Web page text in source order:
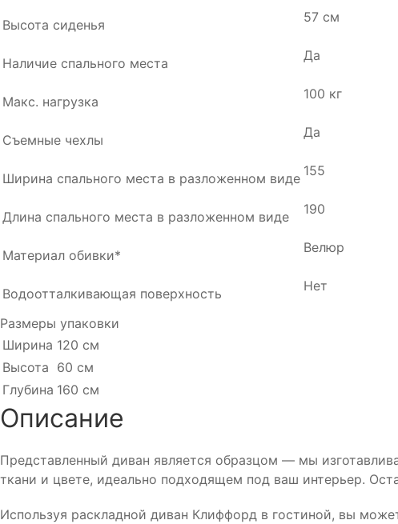
Высота сиденья 57 см
Наличие спального места Да
Макс. нагрузка 100 кг
Съемные чехлы Да
Ширина спального места в разложенном виде 155
Длина спального места в разложенном виде 190
Материал обивки* Велюр
Водоотталкивающая поверхность Нет
Размеры упаковки
Ширина 120 см
Высота 60 см
Глубина 160 см
Описание
Представленный диван является образцом — мы
ткани и цвете, идеально подходящем под ваш интерьер.
Используя раскладной диван Клиффорд в гостиной, вы